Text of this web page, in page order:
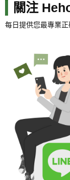
關注
每日提供您最專業